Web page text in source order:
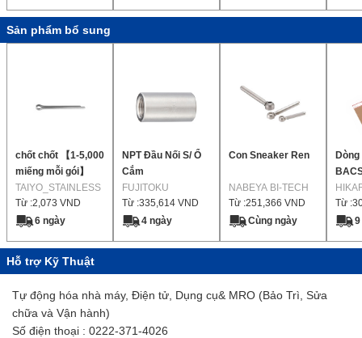
Sản phẩm bổ sung
chốt chốt 【1-5,000
miếng mỗi gói】
TAIYO_STAINLESS
Từ :2,073 VND
6 ngày
NPT Đầu Nối S/ Ổ
Cắm
FUJITOKU
Từ :335,614 VND
4 ngày
Con Sneaker Ren
NABEYA BI-TECH
Từ :251,366 VND
Cùng ngày
nhỏ
Từ :
Hỗ trợ Kỹ Thuật
Tự động hóa nhà máy, Điện tử, Dụng cụ& MRO (Bảo Trì, Sửa
chữa và Vận hành)
Số điện thoại : 0222-371-4026